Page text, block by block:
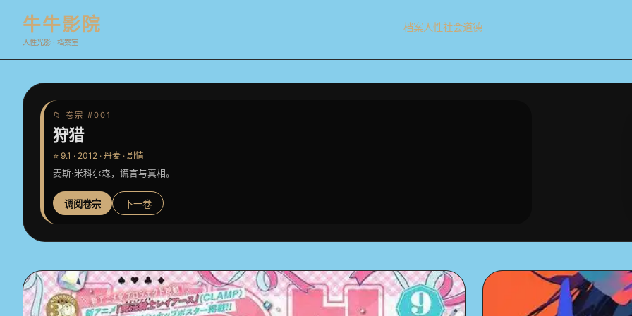
牛牛影院
人性光影 · 档案室
档案人性社会道德
📁 卷宗 #001
狩猎
⭐ 9.1 · 2012 · 丹麦 · 剧情
麦斯·米科尔森，谎言与真相。
调阅卷宗 下一卷